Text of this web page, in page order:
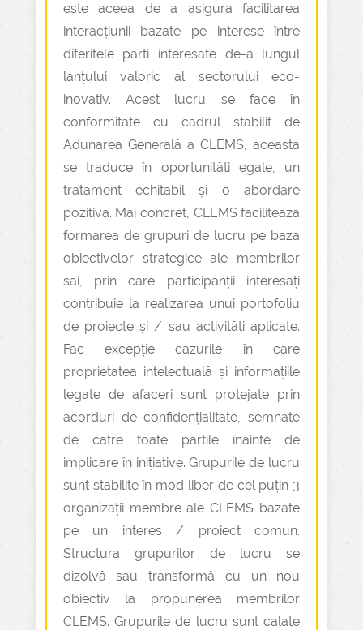
este aceea de a asigura facilitarea
interacțiunii bazate pe interese între
diferitele părti interesate de-a lungul
lanțului valoric al sectorului eco-
inovativ. Acest lucru se face în
conformitate cu cadrul stabilit de
Adunarea Generală a CLEMS, aceasta
se traduce în oportunităti egale, un
tratament echitabil și o abordare
pozitivă. Mai concret, CLEMS facilitează
formarea de grupuri de lucru pe baza
obiectivelor strategice ale membrilor
săi, prin care participanții interesați
contribuie la realizarea unui portofoliu
de proiecte și / sau activităti aplicate.
Fac excepție cazurile în care
proprietatea intelectuală și informațiile
legate de afaceri sunt protejate prin
acorduri de confidențialitate, semnate
de către toate părtile înainte de
implicare în inițiative. Grupurile de lucru
sunt stabilite în mod liber de cel puțin 3
organizații membre ale CLEMS bazate
pe un interes / proiect comun.
Structura grupurilor de lucru se
dizolvă sau transformă cu un nou
obiectiv la propunerea membrilor
CLEMS. Grupurile de lucru sunt calate